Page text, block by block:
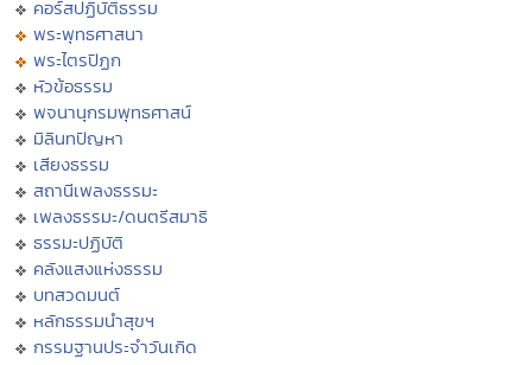
คอร์สปฏิบัติธรรม
พระพุทธศาสนา
พระไตรปิฏก
หัวข้อธรรม
พจนานุกรมพุทธศาสน์
มิลินทปัญหา
เสียงธรรม
สถานีเพลงธรรมะ
เพลงธรรมะ/ดนตรีสมาธิ
ธรรมะปฏิบัติ
คลังแสงแห่งธรรม
บทสวดมนต์
หลักธรรมนำสุขฯ
กรรมฐานประจำวันเกิด